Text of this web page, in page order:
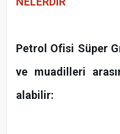
Petrol Ofisi Süper
ve muadilleri
alabilir: